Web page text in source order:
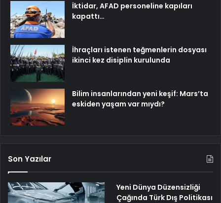
İktidar, AFAD personeline kapıları
kapattı…
İhraçları istenen teğmenlerin dosyası
ikinci kez disiplin kurulunda
Bilim insanlarından yeni keşif: Mars’ta
eskiden yaşam var mıydı?
Son Yazılar
Yeni Dünya Düzensizliği
Çağında Türk Dış Politikası